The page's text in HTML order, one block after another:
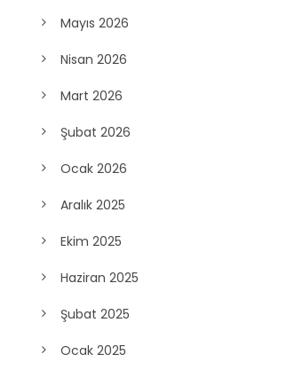
Mayıs 2026
Nisan 2026
Mart 2026
Şubat 2026
Ocak 2026
Aralık 2025
Ekim 2025
Haziran 2025
Şubat 2025
Ocak 2025